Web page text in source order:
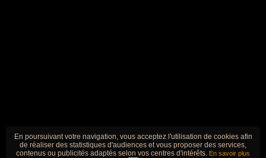
En poursuivant votre navigation, vous acceptez l'utilisation de cookies afin
de réaliser des statistiques d'audiences et vous proposer des services,
contenus ou publicités adaptés selon vos centres d'intérêts. En savoir plus